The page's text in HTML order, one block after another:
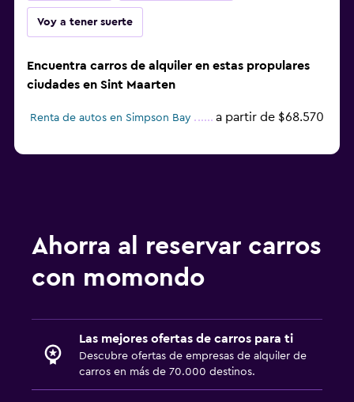
Voy a tener suerte
Encuentra carros de alquiler en estas propulares
ciudades en Sint Maarten
Renta de autos en Simpson Bay a partir de $68.570
Ahorra al reservar carros
con momondo
Las mejores ofertas de carros para ti
Descubre ofertas de empresas de alquiler de
carros en más de 70.000 destinos.